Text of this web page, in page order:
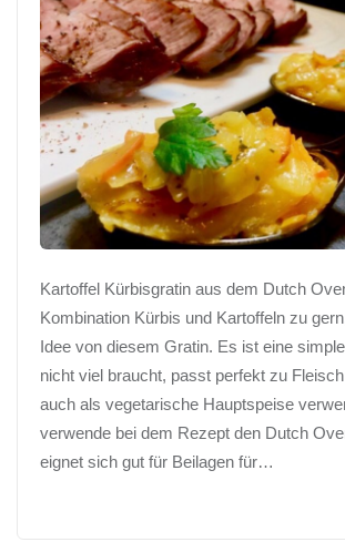
Kartoffel Kürbisgratin aus dem Dutch
Kombination Kürbis und Kartoffeln zu
Idee von diesem Gratin. Es ist eine
nicht viel braucht, passt perfekt zu
auch als vegetarische Hauptspeise
verwende bei dem Rezept den Dutch
eignet sich gut für Beilagen für…